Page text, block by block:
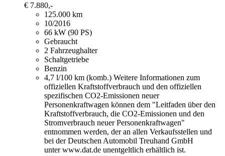
€ 7.880,-
125.000 km
10/2016
66 kW (90 PS)
Gebraucht
2 Fahrzeughalter
Schaltgetriebe
Benzin
4,7 l/100 km (komb.) Weitere Informationen zum
offiziellen Kraftstoffverbrauch und den offiziellen
spezifischen CO2-Emissionen neuer
Personenkraftwagen können dem "Leitfaden über den
Kraftstoffverbrauch, die CO2-Emissionen und den
Stromverbrauch neuer Personenkraftwagen"
entnommen werden, der an allen Verkaufsstellen und
bei der Deutschen Automobil Treuhand GmbH
unter www.dat.de unentgeltlich erhältlich ist.